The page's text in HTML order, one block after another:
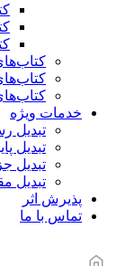
خدمات ویژه
تبدیل
تبدیل
تبدیل
تبدیل
پذیرش اثر
تماس با ما